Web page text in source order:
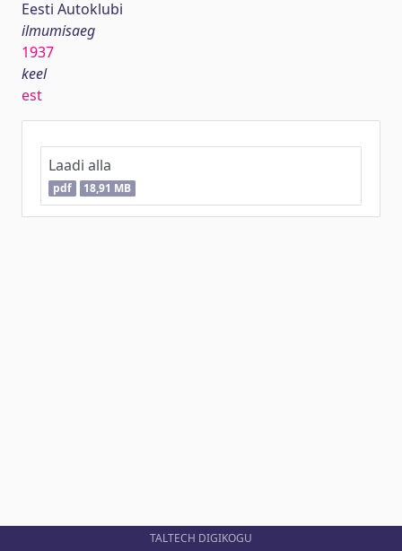
Eesti Autoklubi
ilmumisaeg
1937
keel
est
Laadi alla
pdf 18,91 MB
TALTECH DIGIKOGU